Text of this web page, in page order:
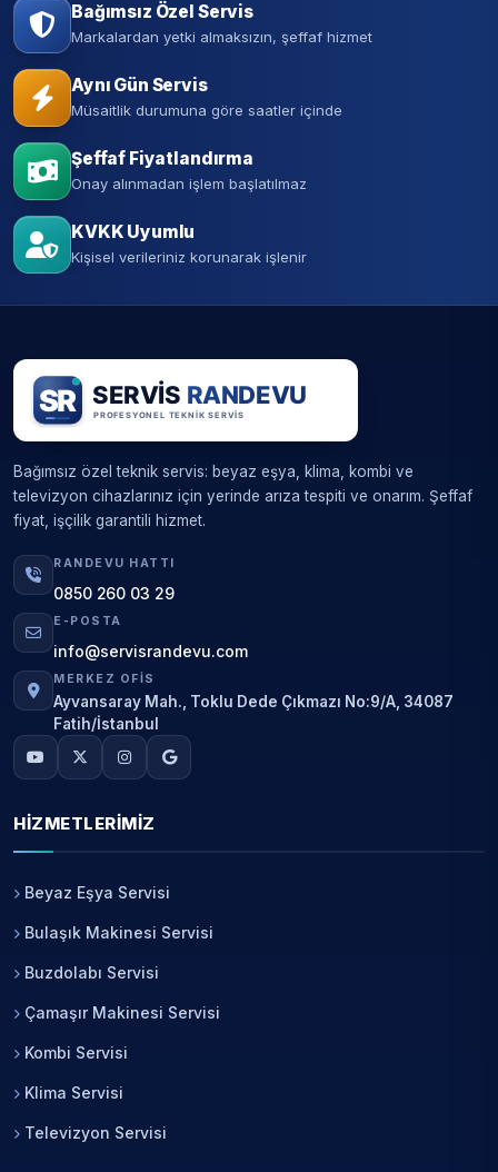
Bağımsız Özel Servis
Markalardan yetki almaksızın, şeffaf hizmet
Aynı Gün Servis
Müsaitlik durumuna göre saatler içinde
Şeffaf Fiyatlandırma
Onay alınmadan işlem başlatılmaz
KVKK Uyumlu
Kişisel verileriniz korunarak işlenir
Bağımsız özel teknik servis: beyaz eşya, klima, kombi ve
televizyon cihazlarınız için yerinde arıza tespiti ve onarım. Şeffaf
fiyat, işçilik garantili hizmet.
RANDEVU HATTI
0850 260 03 29
E-POSTA
info@servisrandevu.com
MERKEZ OFIS
Ayvansaray Mah., Toklu Dede Çıkmazı No:9/A, 34087
Fatih/İstanbul
HIZMETLERIMIZ
Beyaz Eşya Servisi
Bulaşık Makinesi Servisi
Buzdolabı Servisi
Çamaşır Makinesi Servisi
Kombi Servisi
Klima Servisi
Televizyon Servisi